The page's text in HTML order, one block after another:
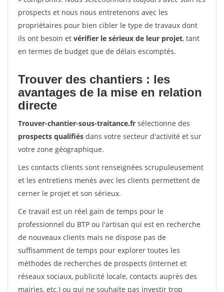
prospects et nous nous entretenons avec les
propriétaires pour bien cibler le type de travaux dont
ils ont besoin et vérifier le sérieux de leur projet, tant
en termes de budget que de délais escomptés.
Trouver des chantiers : les
avantages de la mise en relation
directe
Trouver-chantier-sous-traitance.fr sélectionne des
prospects qualifiés dans votre secteur d'activité et sur
votre zone géographique.
Les contacts clients sont renseignées scrupuleusement
et les entretiens menés avec les clients permettent de
cerner le projet et son sérieux.
Ce travail est un réel gain de temps pour le
professionnel du BTP ou l'artisan qui est en recherche
de nouveaux clients mais ne dispose pas de
suffisamment de temps pour explorer toutes les
méthodes de recherches de prospects (internet et
réseaux sociaux, publicité locale, contacts auprès des
mairies, etc.) ou qui ne souhaite pas investir trop